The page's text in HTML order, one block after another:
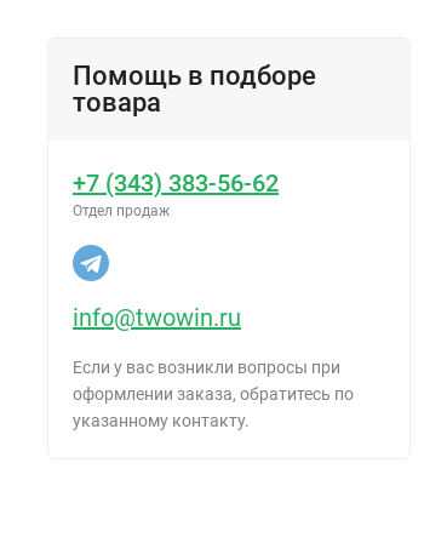
Помощь в подборе
товара
+7 (343) 383-56-62
Отдел продаж
info@twowin.ru
Если у вас возникли вопросы при
оформлении заказа, обратитесь по
указанному контакту.